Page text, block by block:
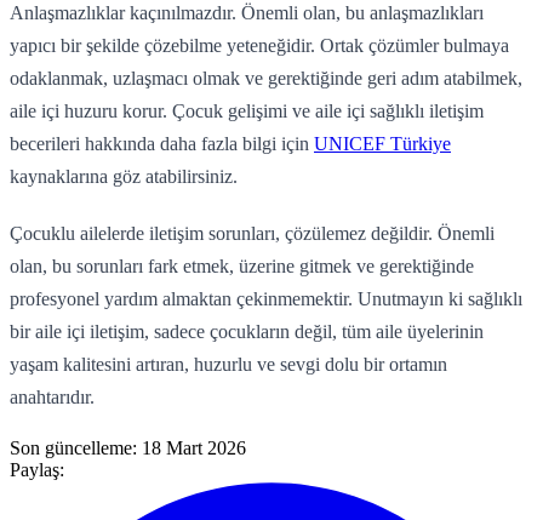
Anlaşmazlıklar kaçınılmazdır. Önemli olan, bu anlaşmazlıkları
yapıcı bir şekilde çözebilme yeteneğidir. Ortak çözümler bulmaya
odaklanmak, uzlaşmacı olmak ve gerektiğinde geri adım atabilmek,
aile içi huzuru korur. Çocuk gelişimi ve aile içi sağlıklı iletişim
becerileri hakkında daha fazla bilgi için UNICEF Türkiye
kaynaklarına göz atabilirsiniz.
Çocuklu ailelerde iletişim sorunları, çözülemez değildir. Önemli
olan, bu sorunları fark etmek, üzerine gitmek ve gerektiğinde
profesyonel yardım almaktan çekinmemektir. Unutmayın ki sağlıklı
bir aile içi iletişim, sadece çocukların değil, tüm aile üyelerinin
yaşam kalitesini artıran, huzurlu ve sevgi dolu bir ortamın
anahtarıdır.
Son güncelleme: 18 Mart 2026
Paylaş: